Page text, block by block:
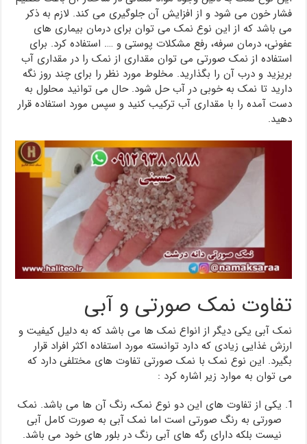
فشار خون می شود و از افزایش آن جلوگیری می کند. لازم به ذکر
می باشد که از این نوع نمک می توان برای درمان بیماری های
عفونی، درمان سرفه، رفع مشکلات پوستی و …. استفاده کرد. برای
استفاده از نمک صورتی می توان مقداری از نمک را در مقداری آب
بریزید و درب آن را بگذارید. مخلوط مورد نظر را برای چند روز نگه
دارید تا نمک به خوبی در آب حل شود. حال می توانید محلول به
دست آمده را با مقداری آب ترکیب کنید و سپس مورد استفاده قرار
دهید.
تفاوت نمک صورتی و آبی
نمک آبی یکی دیگر از انواع نمک ها می باشد که به دلیل کیفیت و
ارزش غذایی زیادی که دارد توانسته مورد استفاده اکثر افراد قرار
بگیرد. این نوع نمک با نمک صورتی تفاوت های مختلفی دارد که
می توان به موارد زیر اشاره کرد :
یکی از تفاوت های این دو نوع نمک، رنگ آن ها می باشد. نمک
صورتی به رنگ صورتی است اما نمک آبی به صورت کامل آبی
نیست بلکه دارای رگه های آبی رنگ در بلور های خود می باشد.